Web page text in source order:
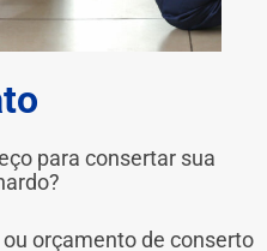
para consertar sua
orçamento de conserto